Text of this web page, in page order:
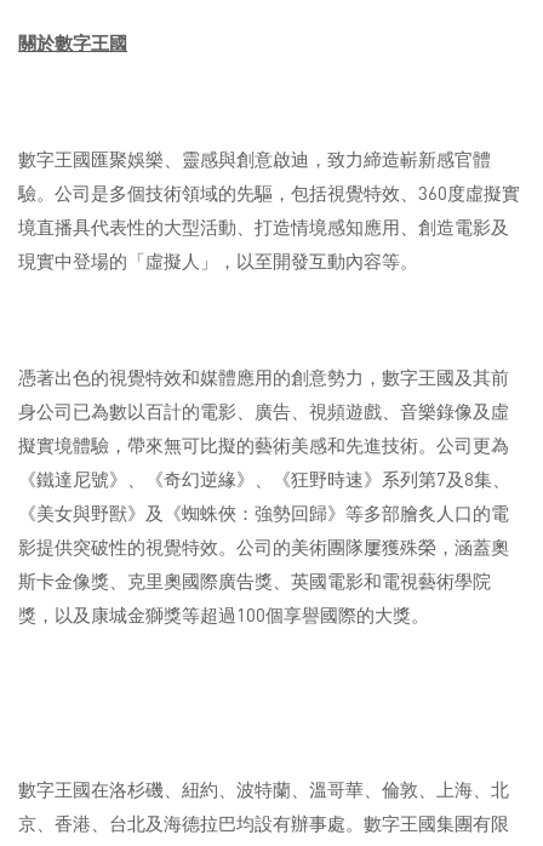
關於數字王國
數字王國匯聚娛樂、靈感與創意啟迪，致力締造嶄新感官體
驗。公司是多個技術領域的先驅，包括視覺特效、360度虛擬實
境直播具代表性的大型活動、打造情境感知應用、創造電影及
現實中登場的「虛擬人」，以至開發互動內容等。
憑著出色的視覺特效和媒體應用的創意勢力，數字王國及其前
身公司已為數以百計的電影、廣告、視頻遊戲、音樂錄像及虛
擬實境體驗，帶來無可比擬的藝術美感和先進技術。公司更為
《鐵達尼號》、《奇幻逆緣》、《狂野時速》系列第7及8集、
《美女與野獸》及《蜘蛛俠：強勢回歸》等多部膾炙人口的電
影提供突破性的視覺特效。公司的美術團隊屢獲殊榮，涵蓋奧
斯卡金像獎、克里奧國際廣告獎、英國電影和電視藝術學院
獎，以及康城金獅獎等超過100個享譽國際的大獎。
數字王國在洛杉磯、紐約、波特蘭、溫哥華、倫敦、上海、北
京、香港、台北及海德拉巴均設有辦事處。數字王國集團有限